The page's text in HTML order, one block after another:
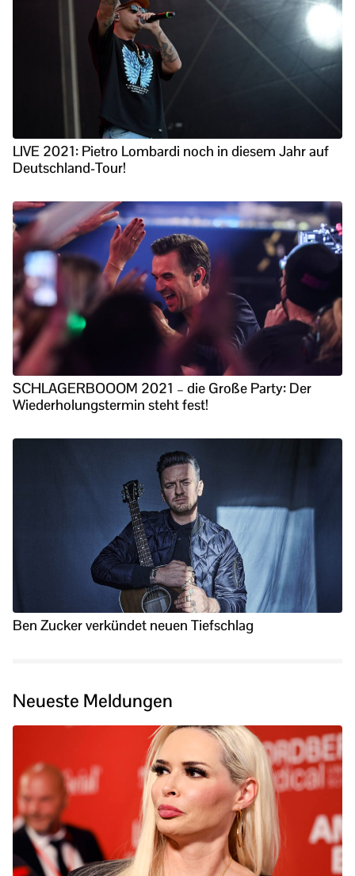
LIVE 2021: Pietro Lombardi noch in diesem Jahr auf
Deutschland-Tour!
SCHLAGERBOOOM 2021 – die Große Party: Der
Wiederholungstermin steht fest!
Ben Zucker verkündet neuen Tiefschlag
Neueste Meldungen